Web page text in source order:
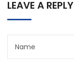
LEAVE A REPLY